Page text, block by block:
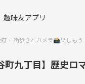
趣味友アプリ
街歩きとカメラ📸楽しもう
町九丁目】歴史